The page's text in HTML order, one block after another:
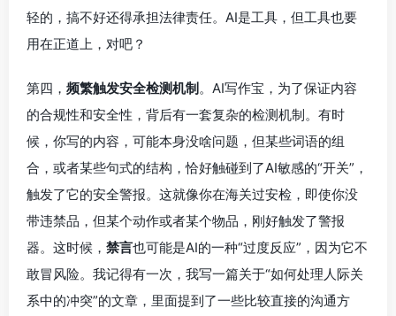
轻的，搞不好还得承担法律责任。AI是工具，但工具也要
用在正道上，对吧？
第四， 频繁触发安全检测机制。AI写作宝，为了保证内容
的合规性和安全性，背后有一套复杂的检测机制。有时
候，你写的内容，可能本身没啥问题，但某些词语的组
合，或者某些句式的结构，恰好触碰到了AI敏感的“开关”，
触发了它的安全警报。这就像你在海关过安检，即使你没
带违禁品，但某个动作或者某个物品，刚好触发了警报
器。这时候， 禁言也可能是AI的一种“过度反应”，因为它不
敢冒风险。我记得有一次，我写一篇关于“如何处理人际关
系中的冲突”的文章，里面提到了一些比较直接的沟通方